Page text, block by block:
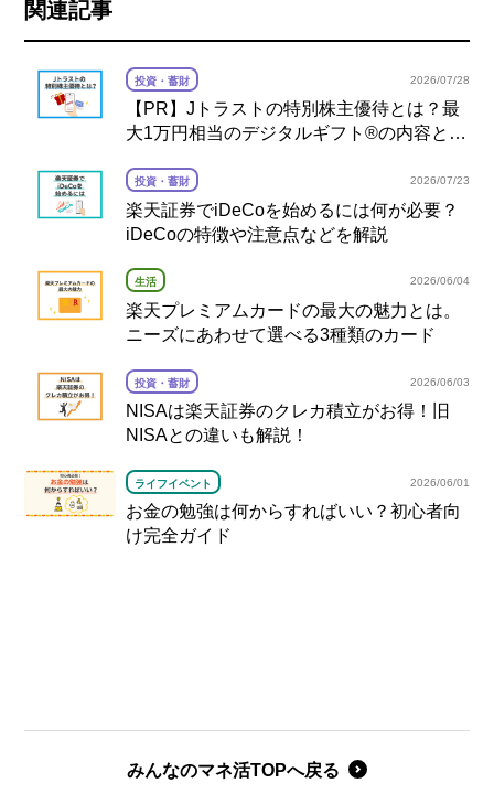
関連記事
投資・蓄財 2026/07/28
【PR】Jトラストの特別株主優待とは？最
大1万円相当のデジタルギフト®の内容と注
投資・蓄財 2026/07/23
楽天証券でiDeCoを始めるには何が必要？
iDeCoの特徴や注意点などを解説
生活 2026/06/04
楽天プレミアムカードの最大の魅力とは。
ニーズにあわせて選べる3種類のカード
投資・蓄財 2026/06/03
NISAは楽天証券のクレカ積立がお得！旧
NISAとの違いも解説！
ライフイベント 2026/06/01
お金の勉強は何からすればいい？初心者向
け完全ガイド
みんなのマネ活TOPへ戻る